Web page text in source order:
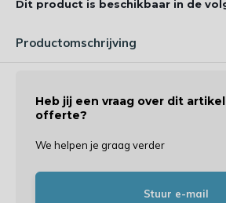
Dit product is beschikbaar in de
Productomschrijving
Heb jij een vraag over dit
offerte?
We helpen je graag verder
Stuur e-mail